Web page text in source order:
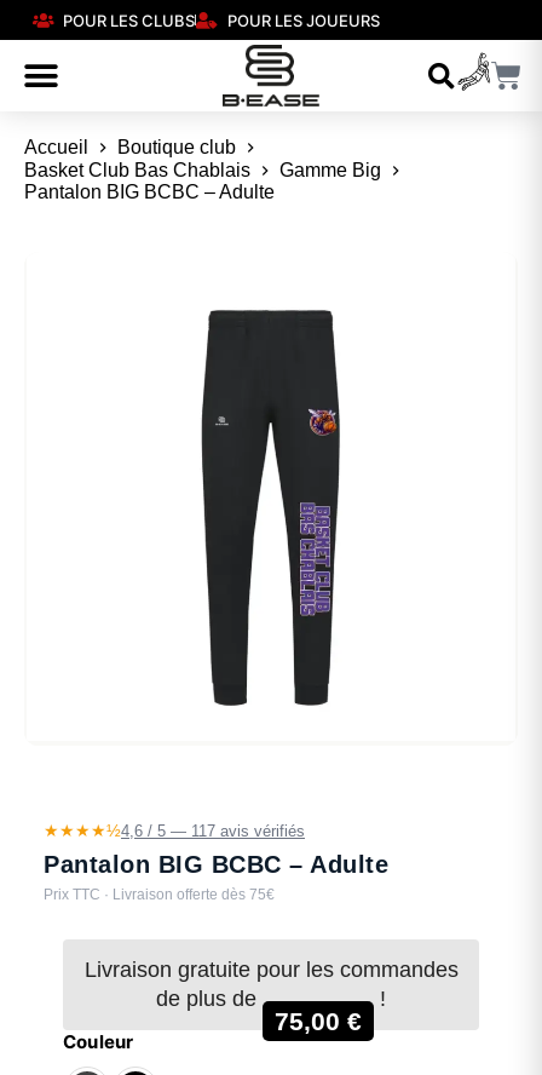
POUR LES CLUBS POUR LES JOUEURS
Accueil
Boutique club
Basket Club Bas Chablais
Gamme Big
Pantalon BIG BCBC – Adulte
★★★★½4,6 / 5 — 117 avis vérifiés
Pantalon BIG BCBC – Adulte
Prix TTC · Livraison offerte dès 75€
Livraison gratuite pour les commandes
de plus de
75,00 €
!
Couleur